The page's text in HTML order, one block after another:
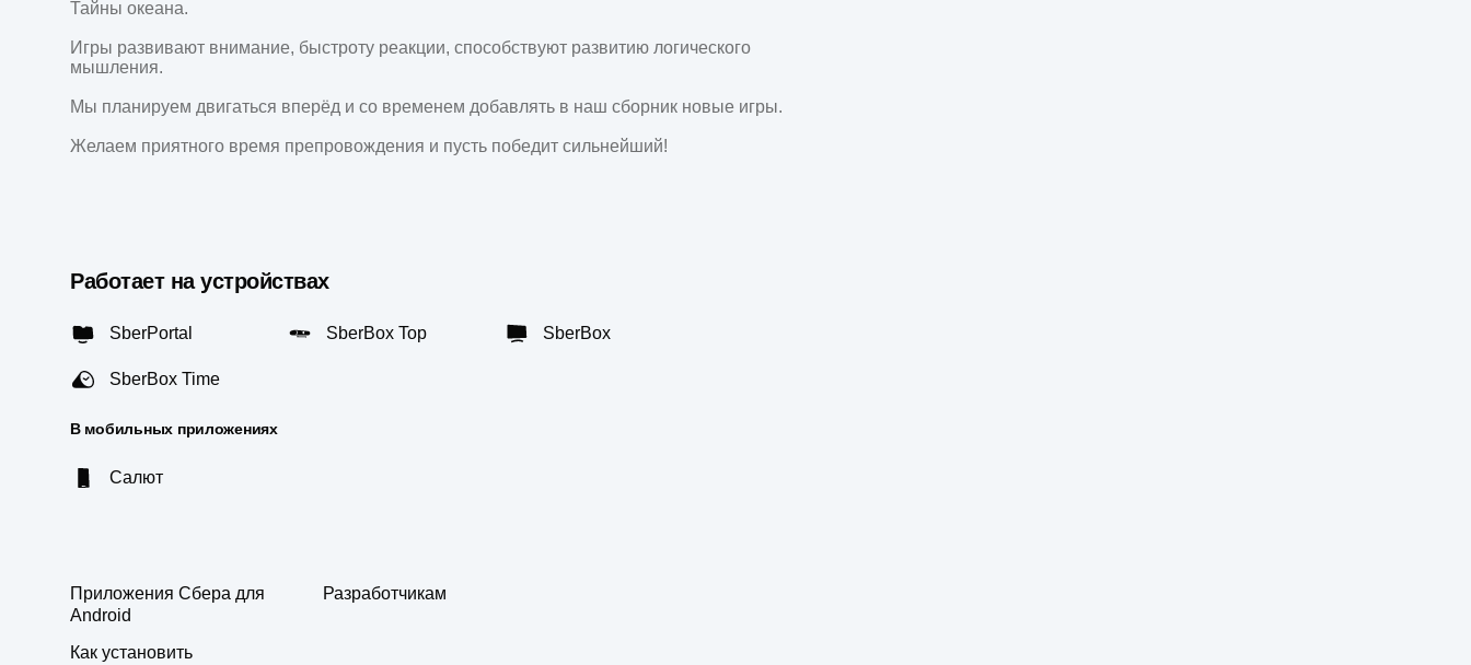
Тайны океана.
Игры развивают внимание, быстроту реакции, способствуют развитию логического
мышления.
Мы планируем двигаться вперёд и со временем добавлять в наш сборник новые игры.
Желаем приятного время препровождения и пусть победит сильнейший!
Работает на устройствах
SberPortal SberBox Top SberBox
SberBox Time
В мобильных приложениях
Салют
Приложения Сбера для
Android
Как установить
Разработчикам